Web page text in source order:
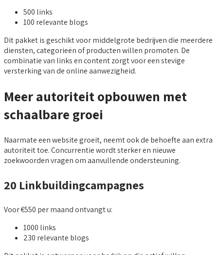
500 links
100 relevante blogs
Dit pakket is geschikt voor middelgrote bedrijven die meerdere
diensten, categorieën of producten willen promoten. De
combinatie van links en content zorgt voor een stevige
versterking van de online aanwezigheid.
Meer autoriteit opbouwen met
schaalbare groei
Naarmate een website groeit, neemt ook de behoefte aan extra
autoriteit toe. Concurrentie wordt sterker en nieuwe
zoekwoorden vragen om aanvullende ondersteuning.
20 Linkbuildingcampagnes
Voor €550 per maand ontvangt u:
1000 links
230 relevante blogs